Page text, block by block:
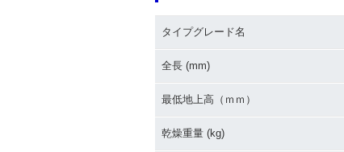
タイプグレード名
全長 (mm)
最低地上高（ｍｍ）
乾燥重量 (kg)